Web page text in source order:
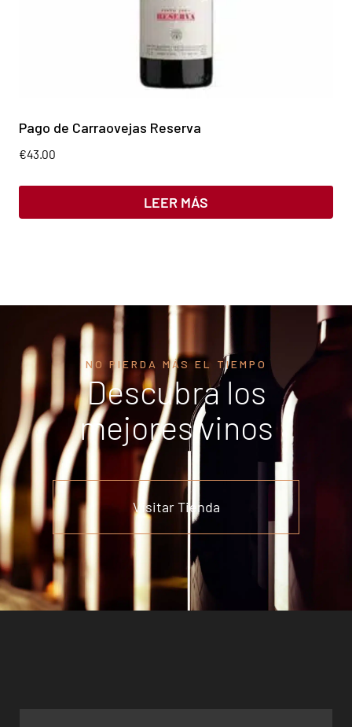
Pago de Carraovejas Reserva
€43.00
LEER MÁS
NO PIERDA MÁS EL TIEMPO
Descubra los
mejores vinos
Visitar Tienda